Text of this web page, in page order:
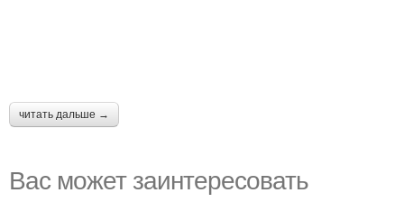
читать дальше →
Вас может заинтересовать